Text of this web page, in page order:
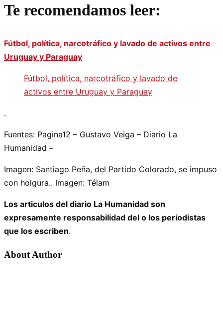
Te recomendamos leer:
Fútbol, política, narcotráfico y lavado de activos entre
Uruguay y Paraguay
Fútbol, política, narcotráfico y lavado de
activos entre Uruguay y Paraguay
.
Fuentes: Pagina12 – Gustavo Veiga – Diario La
Humanidad –
Imagen: Santiago Peña, del Partido Colorado, se impuso
con holgura.. Imagen: Télam
Los articulos del diario La Humanidad son
expresamente responsabilidad del o los periodistas
que los escriben.
About Author